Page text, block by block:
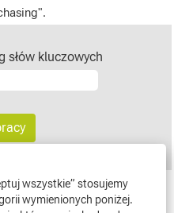
wszystkie” stosujemy
wymienionych poniżej.
słów kluczowych